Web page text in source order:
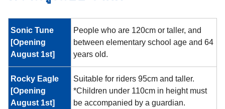
Sonic Tune
[Opening
August 1st]
People who are 120cm or taller, and
between elementary school age and 64
years old.
Rocky Eagle
[Opening
August 1st]
Suitable for riders 95cm and taller.
*Children under 110cm in height must
be accompanied by a guardian.